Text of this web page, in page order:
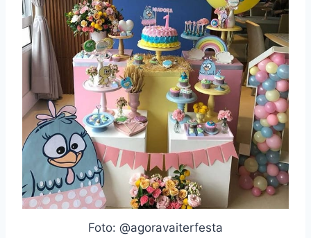
Foto: @agoravaiterfesta